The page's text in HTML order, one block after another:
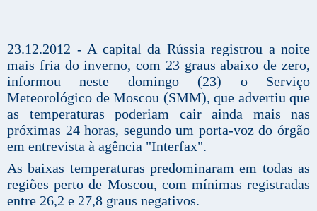
23.12.2012 - A capital da Rússia registrou a noite
mais fria do inverno, com 23 graus abaixo de zero,
informou neste domingo (23) o Serviço
Meteorológico de Moscou (SMM), que advertiu que
as temperaturas poderiam cair ainda mais nas
próximas 24 horas, segundo um porta-voz do órgão
em entrevista à agência "Interfax".
As baixas temperaturas predominaram em todas as
regiões perto de Moscou, com mínimas registradas
entre 26,2 e 27,8 graus negativos.